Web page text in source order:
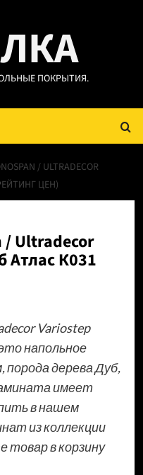
ПОКРЫТИЯ.
/ ULTRADECOR
ЦЕН)
Ultradecor
Атлас К031
Variostep
напольное
дерева Дуб,
имеет
в нашем
из коллекции
товар в корзину